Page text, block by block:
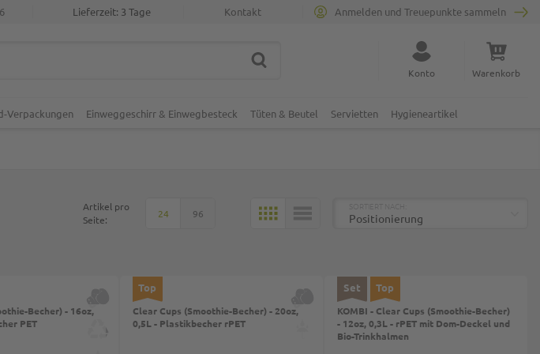
Kontakt
Lieferzeit: 3 Tage Anmelden und Treuepunkte sammeln
Suche schließen
SUCHE Konto Warenkorb
Verpackungen Einweggeschirr & Einwegbesteck Tüten & Beutel Servietten Hygieneartikel
Artikel pro
Seite:
24 96 KACHELN
Becher) - 16oz,
PET
Top
Clear Cups (Smoothie-Becher) - 20oz,
0,5L - Plastikbecher rPET
Set Top
KOMBI - Clear Cups (Smoothie-Becher)
- 12oz, 0,3L - rPET mit Dom-Deckel und
Bio-Trinkhalmen